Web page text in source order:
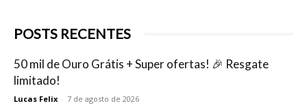
POSTS RECENTES
50 mil de Ouro Grátis + Super ofertas! 🎉 Resgate
limitado!
Lucas Felix - 7 de agosto de 2026